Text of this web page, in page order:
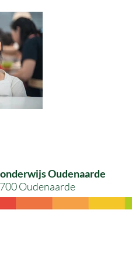
Oudenaarde
Oudenaarde